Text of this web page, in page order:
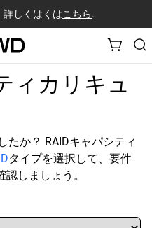
しくはくはこちら.
ィカリキュ
たか？ RAIDキャパシティ
タイプを選択して、要件
しましょう。